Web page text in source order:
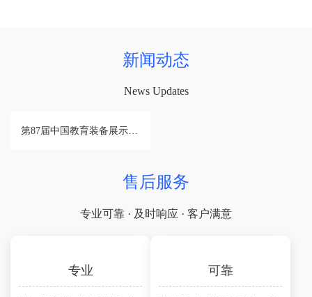
新闻动态
News Updates
第87届中国教育装备展示会圆满落幕
售后服务
专业可靠 · 及时响应 · 客户满意
专业 可靠